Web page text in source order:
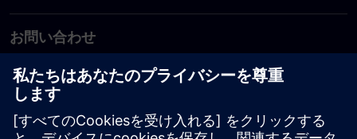
お問い合わせ
PLM製品のお問い合わせ
EDA製品のお問い合わせ
世界各地の事業拠点